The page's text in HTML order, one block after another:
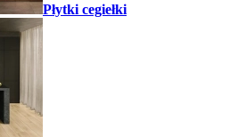
Płytki cegiełki